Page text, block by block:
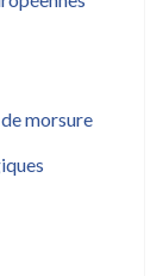
morsure